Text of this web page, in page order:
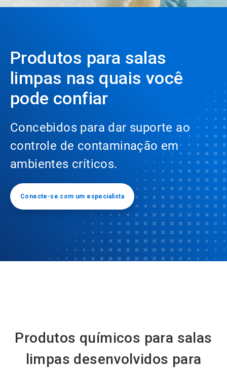
Produtos para salas
limpas nas quais você
pode confiar
Concebidos para dar suporte ao
controle de contaminação em
ambientes críticos.
Conecte-se com um especialista
Produtos químicos para salas
limpas desenvolvidos para